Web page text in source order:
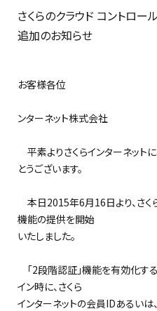
さくらのクラウド コントロー
追加のお知らせ
お客様各位
さ
ンターネット株式会社
平素よりさくらインターネット
とうございます。
本日2015年6月16日より、さく
機能の提供を開始
いたしました。
「2段階認証」機能を有効化す
イン時に、さくら
インターネットの会員IDあるいは